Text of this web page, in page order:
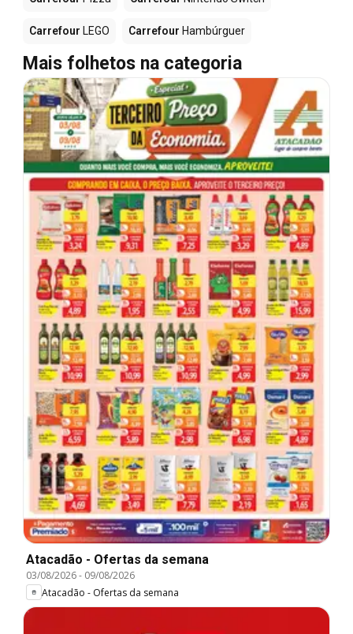
Carrefour LEGO Carrefour Hambúrguer
Mais folhetos na categoria
Atacadão - Ofertas da semana
03/08/2026- 09/08/2026
Atacadão - Ofertas da semana